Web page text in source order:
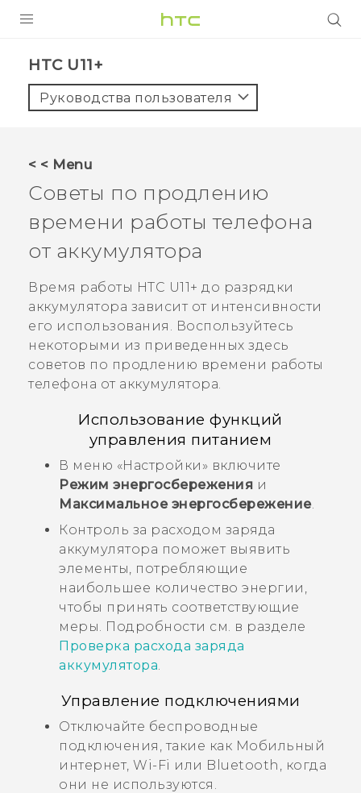
5G
VIVERSE
ПОДДЕРЖКА
HTC U11+‎
Руководства пользователя
< < Menu
Советы по продлению
времени работы телефона
от аккумулятора
Время работы HTC U11‍+ до разрядки
аккумулятора зависит от интенсивности
его использования. Воспользуйтесь
некоторыми из приведенных здесь
советов по продлению времени работы
телефона от аккумулятора.
Использование функций
управления питанием
В меню «Настройки» включите
Режим энергосбережения и
Максимальное энергосбережение.
Контроль за расходом заряда
аккумулятора поможет выявить
элементы, потребляющие
наибольшее количество энергии,
чтобы принять соответствующие
меры. Подробности см. в разделе
Проверка расхода заряда
аккумулятора.
Управление подключениями
Отключайте беспроводные
подключения, такие как Мобильный
интернет, Wi-Fi или Bluetooth
, когда
они не используются.